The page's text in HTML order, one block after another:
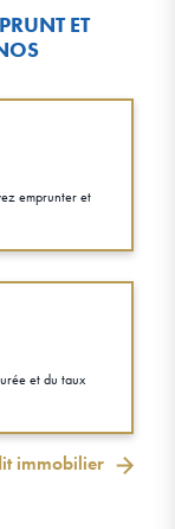
ET
emprunter et
et du taux
immobilier